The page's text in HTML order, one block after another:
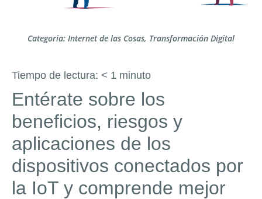
Categoria: Internet de las Cosas, Transformación Digital
Tiempo de lectura: < 1 minuto
Entérate sobre los
beneficios, riesgos y
aplicaciones de los
dispositivos conectados por
la IoT y comprende mejor